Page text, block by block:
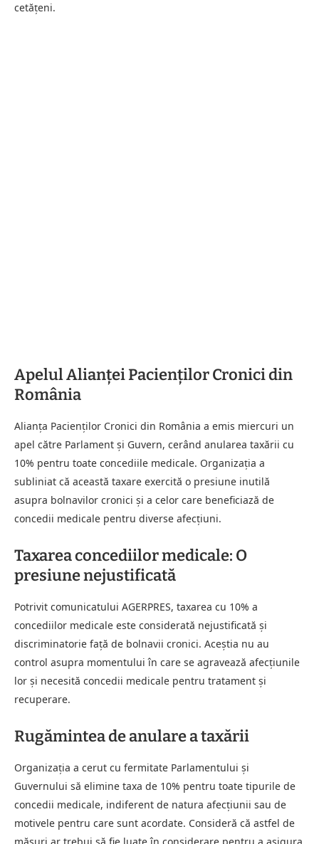
cetățeni.
Apelul Alianței Pacienților Cronici din
România
Alianța Pacienților Cronici din România a emis miercuri un
apel către Parlament și Guvern, cerând anularea taxării cu
10% pentru toate concediile medicale. Organizația a
subliniat că această taxare exercită o presiune inutilă
asupra bolnavilor cronici și a celor care beneficiază de
concedii medicale pentru diverse afecțiuni.
Taxarea concediilor medicale: O
presiune nejustificată
Potrivit comunicatului AGERPRES, taxarea cu 10% a
concediilor medicale este considerată nejustificată și
discriminatorie față de bolnavii cronici. Aceștia nu au
control asupra momentului în care se agravează afecțiunile
lor și necesită concedii medicale pentru tratament și
recuperare.
Rugămintea de anulare a taxării
Organizația a cerut cu fermitate Parlamentului și
Guvernului să elimine taxa de 10% pentru toate tipurile de
concedii medicale, indiferent de natura afecțiunii sau de
motivele pentru care sunt acordate. Consideră că astfel de